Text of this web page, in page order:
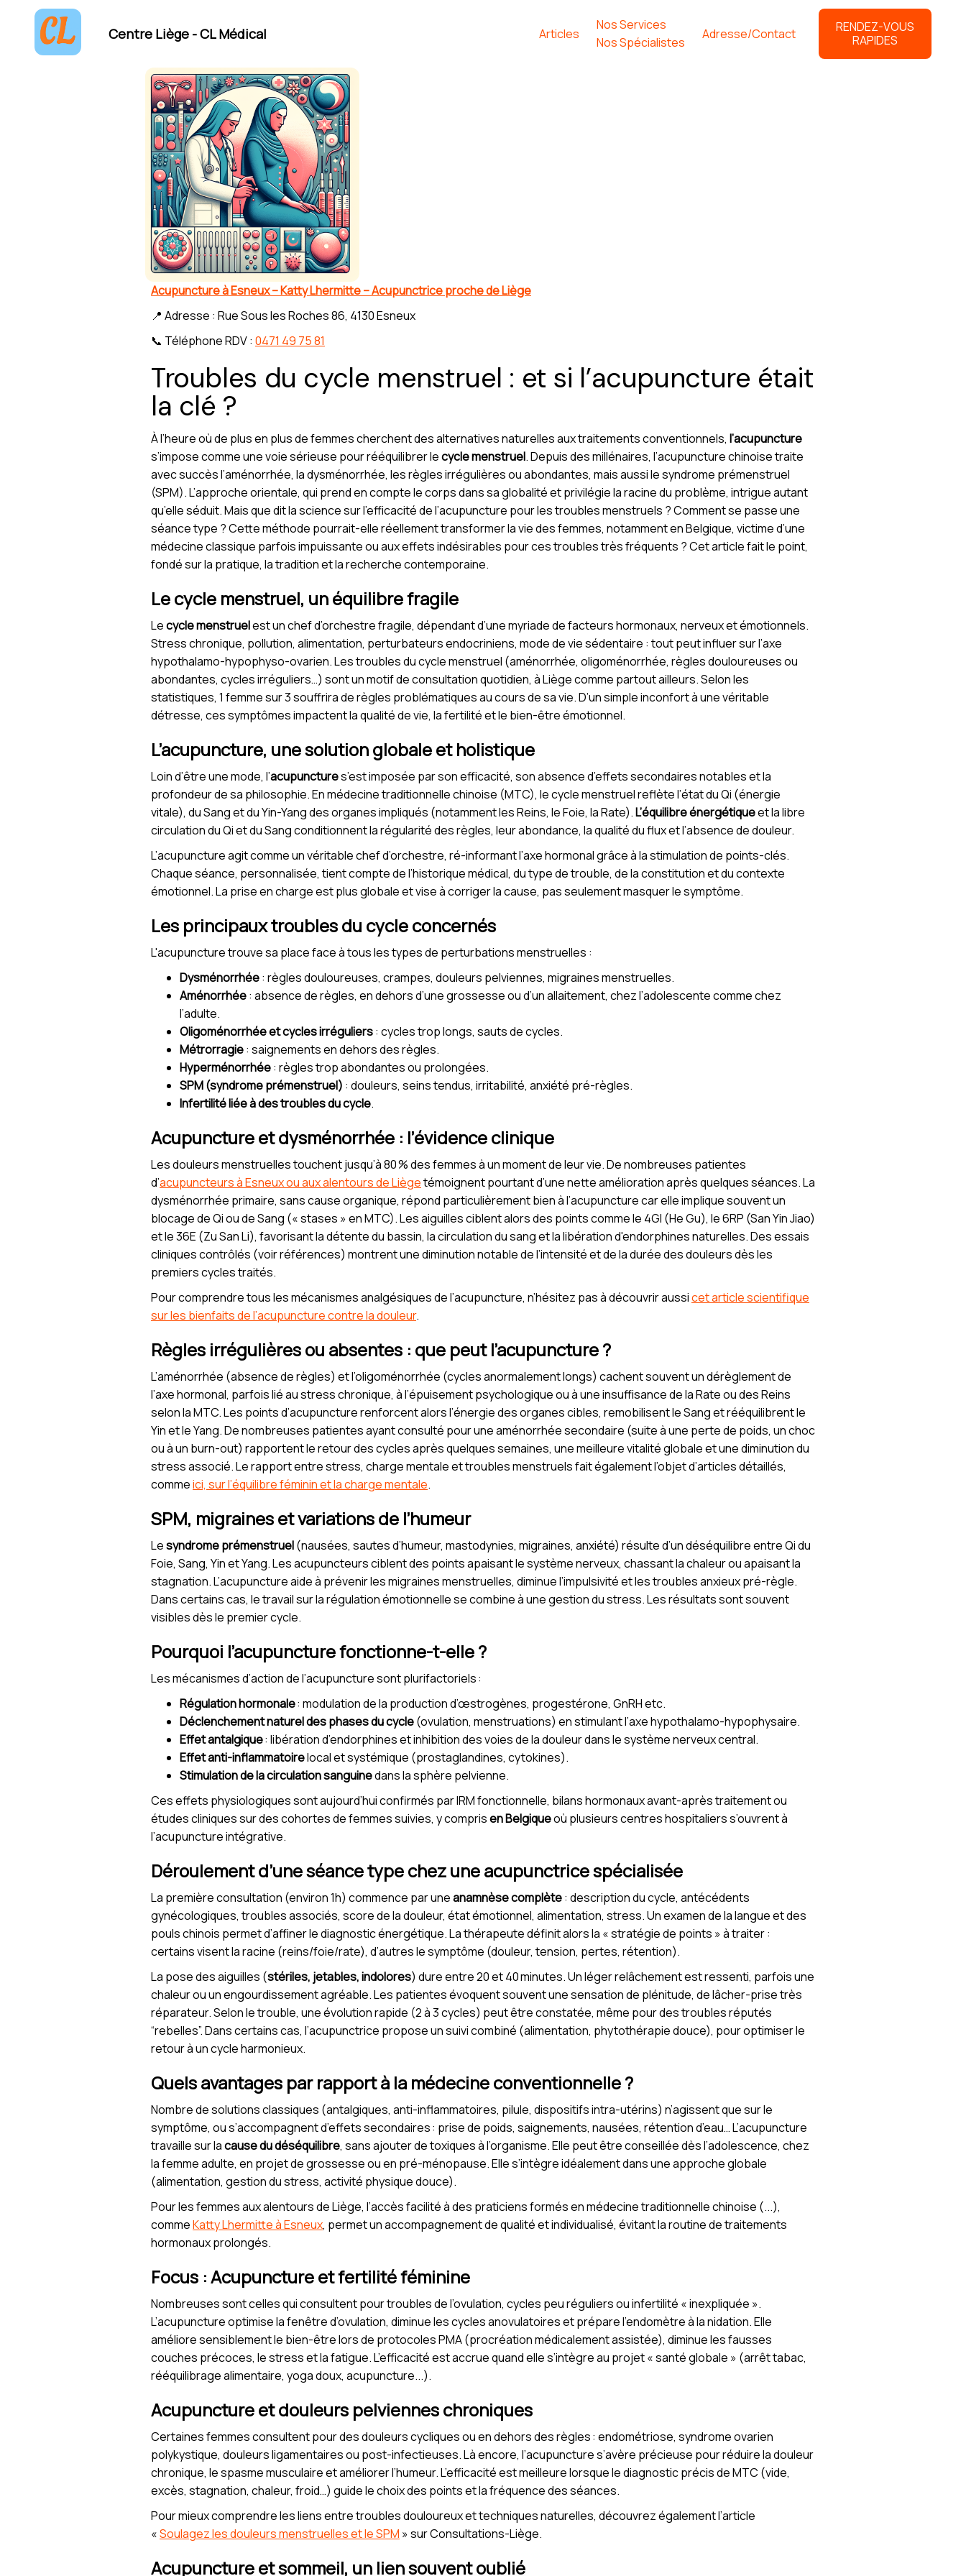
Centre Liège - CL Médical Articles
Nos Services
Nos Spécialistes
Adresse/Contact
RENDEZ-VOUS
RAPIDES
Acupuncture à Esneux – Katty Lhermitte – Acupunctrice proche de Liège
📍 Adresse : Rue Sous les Roches 86, 4130 Esneux
📞 Téléphone RDV : 0471 49 75 81
Troubles du cycle menstruel : et si l’acupuncture était
la clé ?
À l’heure où de plus en plus de femmes cherchent des alternatives naturelles aux traitements conventionnels, l’acupuncture
s’impose comme une voie sérieuse pour rééquilibrer lecycle menstruel. Depuis des millénaires, l’acupuncture chinoise traite
avec succès l’aménorrhée, la dysménorrhée, les règles irrégulières ou abondantes, mais aussi le syndrome prémenstruel
(SPM). L’approche orientale, qui prend en compte le corps dans sa globalité et privilégie la racine du problème, intrigue autant
qu’elle séduit. Mais que dit la science sur l’efficacité de l’acupuncture pour les troubles menstruels ? Comment se passe une
séance type ? Cette méthode pourrait-elle réellement transformer la vie des femmes, notamment en Belgique, victime d’une
médecine classique parfois impuissante ou aux effets indésirables pour ces troubles très fréquents ? Cet article fait le point,
fondé sur la pratique, la tradition et la recherche contemporaine.
Le cycle menstruel, un équilibre fragile
Lecycle menstruelest un chef d’orchestre fragile, dépendant d’une myriade de facteurs hormonaux, nerveux et émotionnels.
Stress chronique, pollution, alimentation, perturbateurs endocriniens, mode de vie sédentaire : tout peut influer sur l’axe
hypothalamo-hypophyso-ovarien. Les troubles du cycle menstruel (aménorrhée, oligoménorrhée, règles douloureuses ou
abondantes, cycles irréguliers…) sont un motif de consultation quotidien, à Liège comme partout ailleurs. Selon les
statistiques, 1 femme sur 3 souffrira de règles problématiques au cours de sa vie. D’un simple inconfort à une véritable
détresse, ces symptômes impactent la qualité de vie, la fertilité et le bien-être émotionnel.
L’acupuncture, une solution globale et holistique
Loin d’être une mode, l’acupunctures’est imposée par son efficacité, son absence d’effets secondaires notables et la
profondeur de sa philosophie. En médecine traditionnelle chinoise (MTC), le cycle menstruel reflète l’état du Qi (énergie
vitale), du Sang et du Yin-Yang des organes impliqués (notamment les Reins, le Foie, la Rate).L’équilibre énergétiqueet la libre
circulation du Qi et du Sang conditionnent la régularité des règles, leur abondance, la qualité du flux et l’absence de douleur.
L’acupuncture agit comme un véritable chef d’orchestre, ré-informant l’axe hormonal grâce à la stimulation de points-clés.
Chaque séance, personnalisée, tient compte de l’historique médical, du type de trouble, de la constitution et du contexte
émotionnel. La prise en charge est plus globale et vise à corriger la cause, pas seulement masquer le symptôme.
Les principaux troubles du cycle concernés
L'acupuncture trouve sa place face à tous les types de perturbations menstruelles :
Dysménorrhée: règles douloureuses, crampes, douleurs pelviennes, migraines menstruelles.
Aménorrhée: absence de règles, en dehors d’une grossesse ou d’un allaitement, chez l’adolescente comme chez
l’adulte.
Oligoménorrhée et cycles irréguliers: cycles trop longs, sauts de cycles.
Métrorragie: saignements en dehors des règles.
Hyperménorrhée: règles trop abondantes ou prolongées.
SPM (syndrome prémenstruel) : douleurs, seins tendus, irritabilité, anxiété pré-règles.
Infertilité liée à des troubles du cycle.
Acupuncture et dysménorrhée : l’évidence clinique
Les douleurs menstruelles touchent jusqu’à 80 % des femmes à un moment de leur vie. De nombreuses patientes
d’acupuncteurs à Esneux ou aux alentours de Liègetémoignent pourtant d’une nette amélioration après quelques séances. La
dysménorrhée primaire, sans cause organique, répond particulièrement bien à l’acupuncture car elle implique souvent un
blocage de Qi ou de Sang (« stases » en MTC). Les aiguilles ciblent alors des points comme le 4GI (He Gu), le 6RP (San Yin Jiao)
et le 36E (Zu San Li), favorisant la détente du bassin, la circulation du sang et la libération d'endorphines naturelles. Des essais
cliniques contrôlés (voir références) montrent une diminution notable de l’intensité et de la durée des douleurs dès les
premiers cycles traités.
Pour comprendre tous les mécanismes analgésiques de l’acupuncture, n’hésitez pas à découvrir aussicet article scientifique
sur les bienfaits de l’acupuncture contre la douleur.
Règles irrégulières ou absentes : que peut l’acupuncture ?
L’aménorrhée (absence de règles) et l’oligoménorrhée (cycles anormalement longs) cachent souvent un dérèglement de
l’axe hormonal, parfois lié au stress chronique, à l’épuisement psychologique ou à une insuffisance de la Rate ou des Reins
selon la MTC. Les points d’acupuncture renforcent alors l’énergie des organes cibles, remobilisent le Sang et rééquilibrent le
Yin et le Yang. De nombreuses patientes ayant consulté pour une aménorrhée secondaire (suite à une perte de poids, un choc
ou à un burn-out) rapportent le retour des cycles après quelques semaines, une meilleure vitalité globale et une diminution du
stress associé. Le rapport entre stress, charge mentale et troubles menstruels fait également l’objet d’articles détaillés,
commeici, sur l’équilibre féminin et la charge mentale.
SPM, migraines et variations de l’humeur
Lesyndrome prémenstruel(nausées, sautes d’humeur, mastodynies, migraines, anxiété) résulte d’un déséquilibre entre Qi du
Foie, Sang, Yin et Yang. Les acupuncteurs ciblent des points apaisant le système nerveux, chassant la chaleur ou apaisant la
stagnation. L’acupuncture aide à prévenir les migraines menstruelles, diminue l’impulsivité et les troubles anxieux pré-règle.
Dans certains cas, le travail sur la régulation émotionnelle se combine à une gestion du stress. Les résultats sont souvent
visibles dès le premier cycle.
Pourquoi l’acupuncture fonctionne-t-elle ?
Les mécanismes d’action de l’acupuncture sont plurifactoriels :
Régulation hormonale: modulation de la production d’œstrogènes, progestérone, GnRH etc.
Déclenchement naturel des phases du cycle(ovulation, menstruations) en stimulant l’axe hypothalamo-hypophysaire.
Effet antalgique: libération d’endorphines et inhibition des voies de la douleur dans le système nerveux central.
Effet anti-inflammatoirelocal et systémique (prostaglandines, cytokines).
Stimulation de la circulation sanguinedans la sphère pelvienne.
Ces effets physiologiques sont aujourd’hui confirmés par IRM fonctionnelle, bilans hormonaux avant-après traitement ou
études cliniques sur des cohortes de femmes suivies, y comprisen Belgiqueoù plusieurs centres hospitaliers s’ouvrent à
l’acupuncture intégrative.
Déroulement d’une séance type chez une acupunctrice spécialisée
La première consultation (environ 1h) commence par uneanamnèse complète: description du cycle, antécédents
gynécologiques, troubles associés, score de la douleur, état émotionnel, alimentation, stress. Un examen de la langue et des
pouls chinois permet d’affiner le diagnostic énergétique. La thérapeute définit alors la « stratégie de points » à traiter :
certains visent la racine (reins/foie/rate), d’autres le symptôme (douleur, tension, pertes, rétention).
La pose des aiguilles (stériles, jetables, indolores) dure entre 20 et 40 minutes. Un léger relâchement est ressenti, parfois une
chaleur ou un engourdissement agréable. Les patientes évoquent souvent une sensation de plénitude, de lâcher-prise très
réparateur. Selon le trouble, une évolution rapide (2 à 3 cycles) peut être constatée, même pour des troubles réputés
“rebelles”. Dans certains cas, l’acupunctrice propose un suivi combiné (alimentation, phytothérapie douce), pour optimiser le
retour à un cycle harmonieux.
Quels avantages par rapport à la médecine conventionnelle ?
Nombre de solutions classiques (antalgiques, anti-inflammatoires, pilule, dispositifs intra-utérins) n’agissent que sur le
symptôme, ou s’accompagnent d’effets secondaires : prise de poids, saignements, nausées, rétention d’eau… L’acupuncture
travaille sur lacause du déséquilibre, sans ajouter de toxiques à l’organisme. Elle peut être conseillée dès l’adolescence, chez
la femme adulte, en projet de grossesse ou en pré-ménopause. Elle s’intègre idéalement dans une approche globale
(alimentation, gestion du stress, activité physique douce).
Pour les femmes aux alentours de Liège, l’accès facilité à des praticiens formés en médecine traditionnelle chinoise (...),
commeKatty Lhermitte à Esneux, permet un accompagnement de qualité et individualisé, évitant la routine de traitements
hormonaux prolongés.
Focus : Acupuncture et fertilité féminine
Nombreuses sont celles qui consultent pour troubles de l’ovulation, cycles peu réguliers ou infertilité « inexpliquée ».
L’acupuncture optimise la fenêtre d’ovulation, diminue les cycles anovulatoires et prépare l’endomètre à la nidation. Elle
améliore sensiblement le bien-être lors de protocoles PMA (procréation médicalement assistée), diminue les fausses
couches précoces, le stress et la fatigue. L’efficacité est accrue quand elle s’intègre au projet « santé globale » (arrêt tabac,
rééquilibrage alimentaire, yoga doux, acupuncture...).
Acupuncture et douleurs pelviennes chroniques
Certaines femmes consultent pour des douleurs cycliques ou en dehors des règles : endométriose, syndrome ovarien
polykystique, douleurs ligamentaires ou post-infectieuses. Là encore, l’acupuncture s’avère précieuse pour réduire la douleur
chronique, le spasme musculaire et améliorer l’humeur. L’efficacité est meilleure lorsque le diagnostic précis de MTC (vide,
excès, stagnation, chaleur, froid…) guide le choix des points et la fréquence des séances.
Pour mieux comprendre les liens entre troubles douloureux et techniques naturelles, découvrez également l’article
«Soulagez les douleurs menstruelles et le SPM » sur Consultations-Liège.
Acupuncture et sommeil, un lien souvent oublié